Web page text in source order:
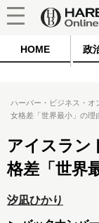
HOME 政
ハーバー・ビジネス・オ
女格差「世界最小」の理
アイスラン
格差「世界
汐凪ひかり